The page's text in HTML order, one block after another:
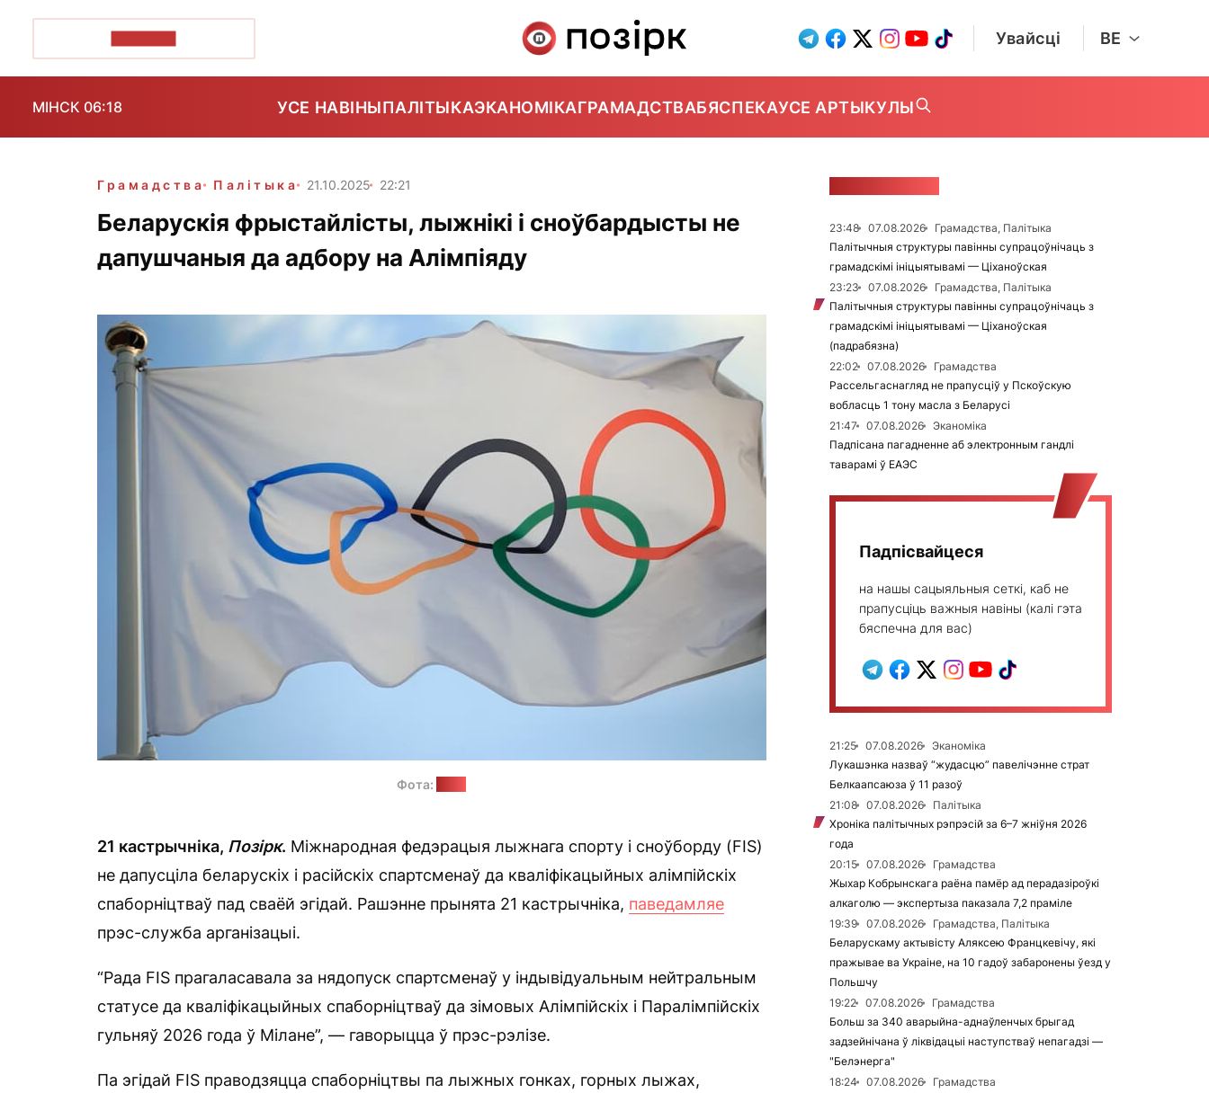
Увайсці BE
МІНСК 06:18 УСЕ НАВІНЫПАЛІТЫКАЭКАНОМІКАГРАМАДСТВАБЯСПЕКАУСЕ АРТЫКУЛЫ
Грамадства Палітыка 21.10.2025 22:21
Беларускія фрыстайлісты, лыжнікі і сноўбардысты не
дапушчаныя да адбору на Алімпіяду
Фота:
21 кастрычніка, Позірк. Міжнародная федэрацыя лыжнага спорту і сноўборду (FIS)
не дапусціла беларускіх і расійскіх спартсменаў да кваліфікацыйных алімпійскіх
спаборніцтваў пад сваёй эгідай. Рашэнне прынята 21 кастрычніка, паведамляе
прэс-служба арганізацыі.
“Рада FIS прагаласавала за нядопуск спартсменаў у індывідуальным нейтральным
статусе да кваліфікацыйных спаборніцтваў да зімовых Алімпійскіх і Паралімпійскіх
гульняў 2026 года ў Мілане”, — гаворыцца ў прэс-рэлізе.
Па эгідай FIS праводзяцца спаборніцтвы па лыжных гонках, горных лыжах,
23:48 07.08.2026
Грамадства, Палітыка
Палітычныя структуры павінны супрацоўнічаць з
грамадскімі ініцыятывамі — Ціханоўская
23:23
07.08.2026
Грамадства, Палітыка
Палітычныя структуры павінны супрацоўнічаць з
грамадскімі ініцыятывамі — Ціханоўская
(падрабязна)
22:02
07.08.2026
Грамадства
Рассельгаснагляд не прапусціў у Пскоўскую
вобласць 1 тону масла з Беларусі
21:47
07.08.2026
Эканоміка
Падпісана пагадненне аб электронным гандлі
таварамі ў ЕАЭС
Падпісвайцеся
на нашы сацыяльныя сеткі, каб не
прапусціць важныя навіны (калі гэта
бяспечна для вас)
21:25 07.08.2026
Эканоміка
Лукашэнка назваў “жудасцю” павелічэнне страт
Белкаапсаюза ў 11 разоў
21:08
07.08.2026
Палітыка
Хроніка палітычных рэпрэсій за 6–7 жніўня 2026
года
20:15
07.08.2026
Грамадства
Жыхар Кобрынскага раёна памёр ад перадазіроўкі
алкаголю — экспертыза паказала 7,2 праміле
19:39
07.08.2026
Грамадства, Палітыка
Беларускаму актывісту Аляксею Францкевічу, які
пражывае ва Украіне, на 10 гадоў забаронены ўезд у
Польшчу
19:22
07.08.2026
Грамадства
Больш за 340 аварыйна-аднаўленчых брыгад
задзейнічана ў ліквідацыі наступстваў непагадзі —
"Белэнерга"
18:24
07.08.2026
Грамадства